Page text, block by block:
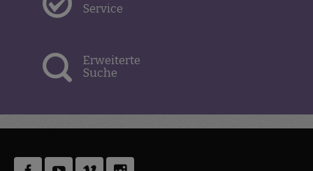
Service
Erweiterte
Suche